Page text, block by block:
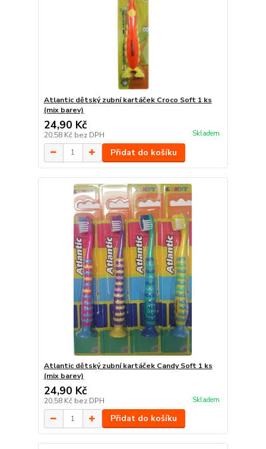
Atlantic dětský zubní kartáček Croco Soft 1 ks
(mix barev)
24,90 Kč
20,58 Kč bez DPH Skladem
Přidat do košíku
Atlantic dětský zubní kartáček Candy Soft 1 ks
(mix barev)
24,90 Kč
20,58 Kč bez DPH Skladem
Přidat do košíku